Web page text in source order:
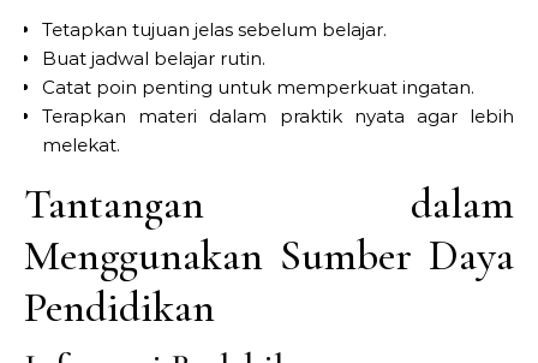
Tetapkan tujuan jelas sebelum belajar.
Buat jadwal belajar rutin.
Catat poin penting untuk memperkuat ingatan.
Terapkan materi dalam praktik nyata agar lebih
melekat.
Tantangan dalam
Menggunakan Sumber Daya
Pendidikan